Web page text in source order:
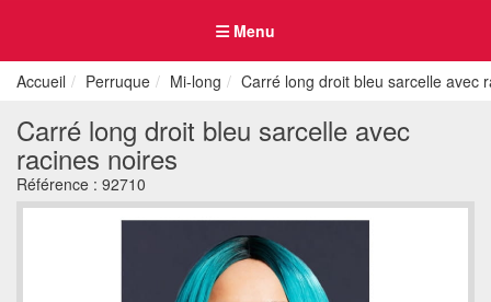
Menu
Accueil Perruque Mi-long Carré long droit bleu sarcelle avec
Carré long droit bleu sarcelle avec
racines noires
Référence : 92710